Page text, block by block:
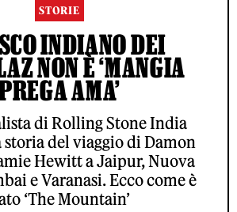
STORIE
INDIANO DEI
NON È ‘MANGIA
AMA’
di Rolling Stone India
storia del viaggio di Damon
Hewitt a Jaipur, Nuova
e Varanasi. Ecco come è
‘The Mountain’